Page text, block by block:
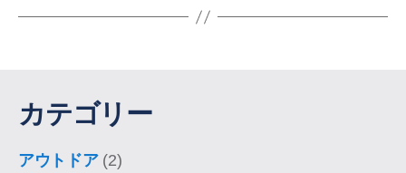
カテゴリー
アウトドア(2)